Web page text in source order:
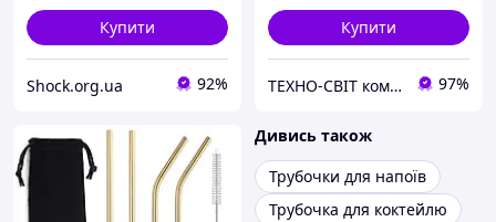
Купити
Shock.org.ua 92%
Купити
ТЕХНО-СВІТ компьютерна техніка, мобільні аксесуари, електронна техніка та багато іншого. 97%
Дивись також
Трубочки для напоїв
Трубочка для коктейлю